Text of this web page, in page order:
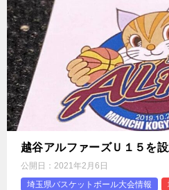
越谷アルファーズＵ１５を
公開日： 2021年2月6日
埼玉県バスケットボール大会情報